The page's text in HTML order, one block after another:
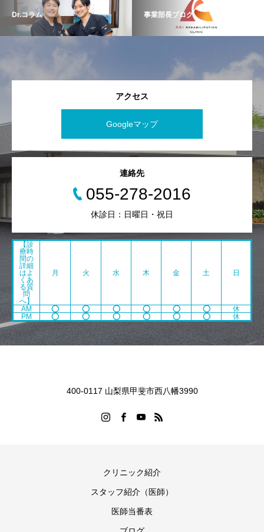
Dr.コラム 事業部長ブログ
アクセス
Googleマップ
連絡先
055-278-2016
休診日：日曜日・祝日
【診
療時
間の
詳細
はよ
くあ
る質
問
へ】
月 火 水 木 金 土 日
AM ⭕️ ⭕️ ⭕️ ⭕️ ⭕️ ⭕️
休
PM
⭕️ ⭕️ ⭕️ ⭕️ ⭕️ ⭕️ 休
400-0117 山梨県甲斐市西八幡3990
クリニック紹介
スタッフ紹介（医師）
医師当番表